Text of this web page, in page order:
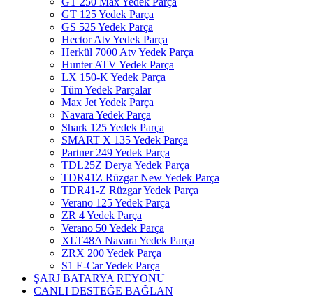
GT 125 Yedek Parça
GS 525 Yedek Parça
Hector Atv Yedek Parça
Herkül 7000 Atv Yedek Parça
Hunter ATV Yedek Parça
LX 150-K Yedek Parça
Tüm Yedek Parçalar
Max Jet Yedek Parça
Navara Yedek Parça
Shark 125 Yedek Parça
SMART X 135 Yedek Parça
Partner 249 Yedek Parça
TDL25Z Derya Yedek Parça
TDR41Z Rüzgar New Yedek Parça
TDR41-Z Rüzgar Yedek Parça
Verano 125 Yedek Parça
ZR 4 Yedek Parça
Verano 50 Yedek Parça
XLT48A Navara Yedek Parça
ZRX 200 Yedek Parça
S1 E-Car Yedek Parça
ŞARJ BATARYA REYONU
CANLI DESTEĞE BAĞLAN